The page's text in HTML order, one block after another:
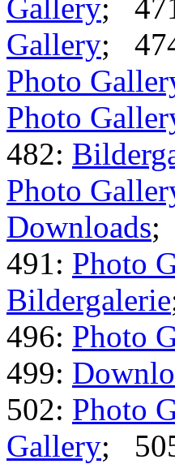
Gallery;
Gallery;
Photo
Photo
482:
Photo
Downloads;
491: Photo
Bildergalerie
496: Photo
499:
502: Photo
Gallery;